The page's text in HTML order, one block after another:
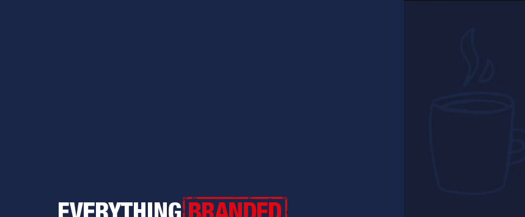
Everything Branded